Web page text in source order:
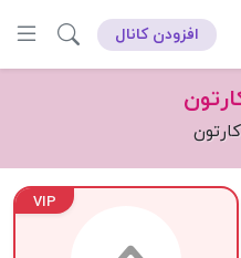
افزودن کانال
VIP